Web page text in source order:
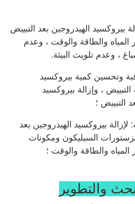
بيروكسيد الهيدروجين بعد التبييض
المياه والطاقة والوقت ، وعدم
، وعدم تلويث البيئة.
وتحسين كمية بيروكسيد
، وإزالة بيروكسيد
التبييض ؛
لإزالة بيروكسيد الهيدروجين بعد
السيليكون ومكونات
المياه والطاقة والوقت ؛
والتطوير